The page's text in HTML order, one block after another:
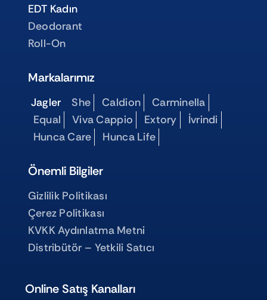
EDT Kadın
Deodorant
Roll-On
Online Satış Kanalları
Markalarımız
Jagler She Caldion
Carminella
Equal
Viva Cappio Extory
İvrindi
Hunca Care
Hunca Life
Önemli Bilgiler
Gizlilik Politikası
Çerez Politikası
KVKK Aydınlatma Metni
Distribütör – Yetkili Satıcı